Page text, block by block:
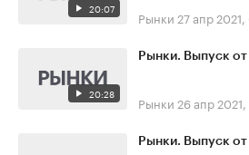
20:07 Рынки 27 апр
20:28
Рынки. Выпуск
Рынки 26 апр
Рынки. Выпуск